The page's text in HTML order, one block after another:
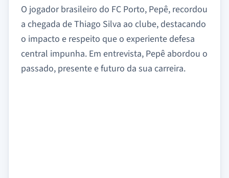
O jogador brasileiro do FC Porto, Pepê, recordou
a chegada de Thiago Silva ao clube, destacando
o impacto e respeito que o experiente defesa
central impunha. Em entrevista, Pepê abordou o
passado, presente e futuro da sua carreira.